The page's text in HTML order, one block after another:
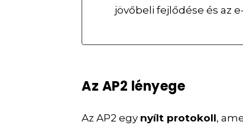
jövőbeli fejlődése és az
Az AP2 lényege
Az AP2 egy nyílt protokoll,